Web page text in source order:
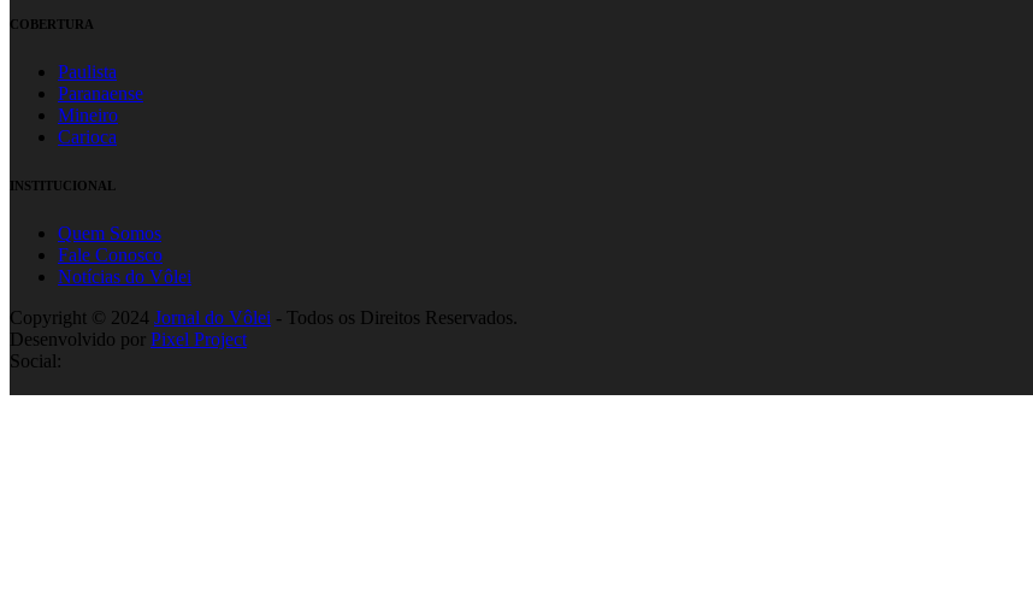
COBERTURA
Paulista
Paranaense
Mineiro
Carioca
INSTITUCIONAL
Quem Somos
Fale Conosco
Notícias do Vôlei
Copyright © 2024 Jornal do Vôlei - Todos os Direitos Reservados.
Desenvolvido por Pixel Project
Social: